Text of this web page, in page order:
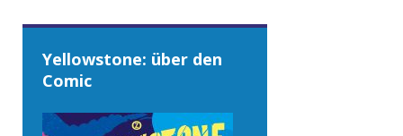
Yellowstone: über den
Comic